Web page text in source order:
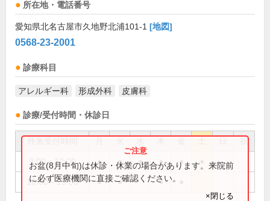
所在地・電話番号
愛知県北名古屋市久地野北浦101-1 [地図]
0568-23-2001
診療科目
アレルギー科 形成外科 皮膚科
診療/受付時間・休診日
祝
9:00～12:00 ● ● ● ● ●
16:00～19:00 ● ● ●
お盆(8月中旬)は休診・休業の場合があります。来院前
に必ず医療機関に直接ご確認ください。
×閉じる